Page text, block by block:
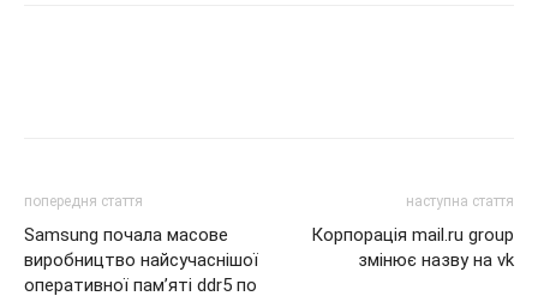
попередня стаття
Samsung почала масове
виробництво найсучаснішої
оперативної пам’яті ddr5 по
наступна стаття
Корпорація mail.ru group
змінює назву на vk